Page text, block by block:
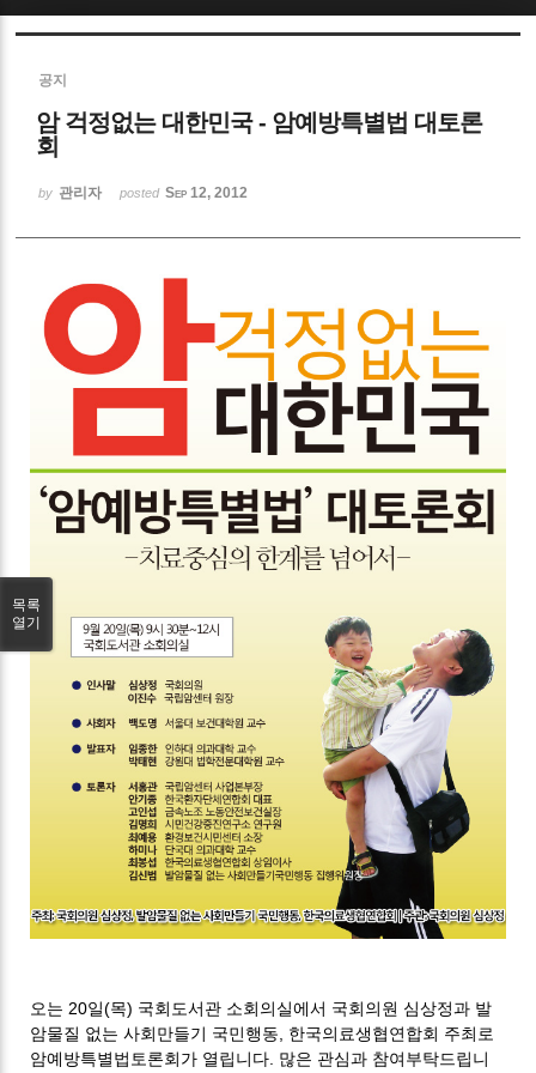
공지
암 걱정없는 대한민국 - 암예방특별법 대토론
회
by 관리자 posted Sep 12, 2012
오는 20일(목) 국회도서관 소회의실에서 국회의원 심상정과 발
암물질 없는 사회만들기 국민행동, 한국의료생협연합회 주최로
암예방특별법토론회가 열립니다. 많은 관심과 참여부탁드립니
목록
열기
Sketchbook5, 스케치북5
Sketchbook5, 스케치북5